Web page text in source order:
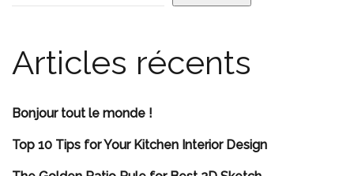
Articles récents
Bonjour tout le monde !
Top 10 Tips for Your Kitchen Interior Design